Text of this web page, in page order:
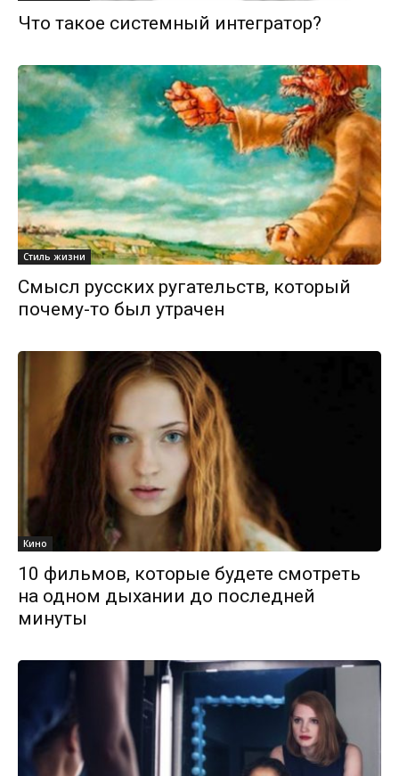
Что такое системный интегратор?
Стиль жизни
Смысл русских ругательств, который
почему-то был утрачен
Кино
10 фильмов, которые будете смотреть
на одном дыхании до последней
минуты